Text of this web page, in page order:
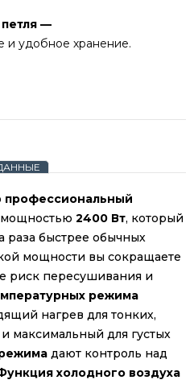
—
и удобное хранение.
профессиональный
мощностью 2400 Вт, который
раза быстрее обычных
мощности вы сокращаете
риск пересушивания и
режима
нагрев для тонких,
максимальный для густых
дают контроль над
холодного воздуха